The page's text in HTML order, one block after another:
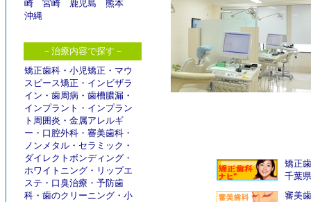
崎
宮崎 鹿児島
熊本
沖縄
－治療内容で探す－
矯正歯科 ・ 小児矯正 ・ マウ
スピース矯正 ・ インビザラ
イン ・ 歯周病 ・ 歯槽膿漏 ・
インプラント ・ インプラン
ト周囲炎 ・ 金属アレルギ
ー ・ 口腔外科 ・ 審美歯科 ・
ノンメタル ・ セラミック ・
ダイレクトボンディング ・
ホワイトニング ・ リップエ
ステ ・ 口臭治療 ・ 予防歯
科 ・ 歯のクリーニング ・ 小
矯正
千葉
審美